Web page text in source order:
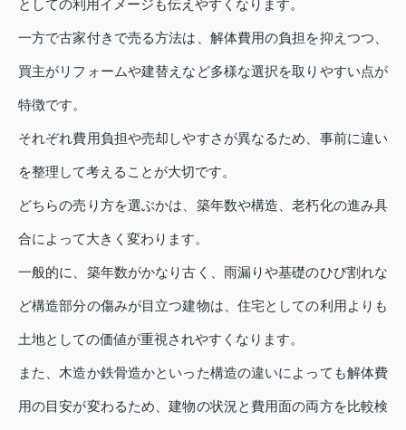
としての利用イメージも伝えやすくなります。
一方で古家付きで売る方法は、解体費用の負担を抑えつつ、
買主がリフォームや建替えなど多様な選択を取りやすい点が
特徴です。
それぞれ費用負担や売却しやすさが異なるため、事前に違い
を整理して考えることが大切です。
どちらの売り方を選ぶかは、築年数や構造、老朽化の進み具
合によって大きく変わります。
一般的に、築年数がかなり古く、雨漏りや基礎のひび割れな
ど構造部分の傷みが目立つ建物は、住宅としての利用よりも
土地としての価値が重視されやすくなります。
また、木造か鉄骨造かといった構造の違いによっても解体費
用の目安が変わるため、建物の状況と費用面の両方を比較検